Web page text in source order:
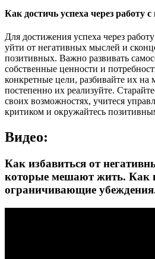
Как достичь успеха через работу
Для достижения успеха через
уйти от негативных мыслей и
позитивных. Важно развивать
собственные ценности и
конкретные цели, разбивайте их на
постепенно их реализуйте.
своих возможностях, учитеся
критиком и окружайтесь
Видео:
Как избавиться от
которые мешают жить. Как
ограничивающие